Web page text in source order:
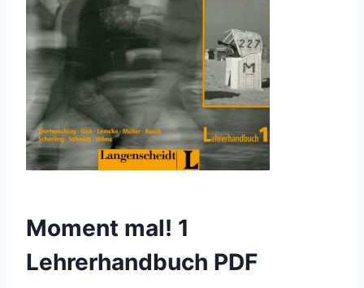
Moment mal! 1
Lehrerhandbuch PDF